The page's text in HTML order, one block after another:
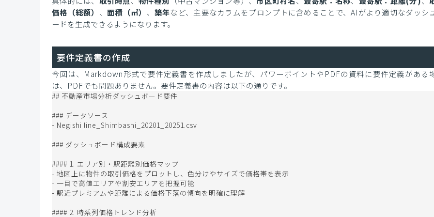
価格（総額） 、面積（㎡） 、 築年など、主要なカラムをプロンプトに含めることで、AIがより適切なダッシ
ードを生成できるようになります。
要件定義書の作成
今回は、Markdown形式で要件定義書を作成しましたが、パワーポイントやPDFの資料に要件定義がある
は、PDFでも問題ありません。要件定義書の内容は以下の通りです。
## 不動産市場分析ダッシュボード要件
### データソース
- Negishi line_Shimbashi_20201_20251.csv
### ダッシュボード構成要素
#### 1. エリア別・駅距離別価格マップ
- 地図上に物件の取引価格をプロットし、色分けやサイズで価格帯を表示
- 一目で高値エリアや割安エリアを把握可能
- 駅近プレミアムや距離による価格下落の傾向を明確に理解
#### 2. 時系列価格トレンド分析